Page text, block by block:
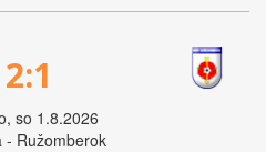
2:1
so 1.8.2026
- Ružomberok